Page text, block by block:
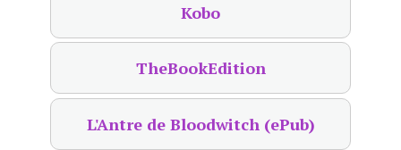
Kobo
TheBookEdition
L'Antre de Bloodwitch (ePub)